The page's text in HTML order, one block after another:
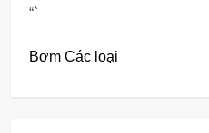
“`
Bơm Các loại